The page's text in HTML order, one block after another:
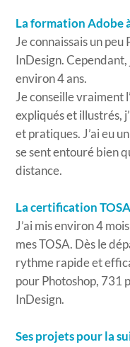
La formation Adobe
Je connaissais un
InDesign.
environ 4 ans.
Je conseille vraiment
expliqués et illustrés,
et pratiques. J’ai eu
se sent entouré bien
distance.
La certification TOSA
J’ai mis environ 4
mes TOSA. Dès le
rythme rapide et
pour Photoshop, 731
InDesign.
Ses projets pour la